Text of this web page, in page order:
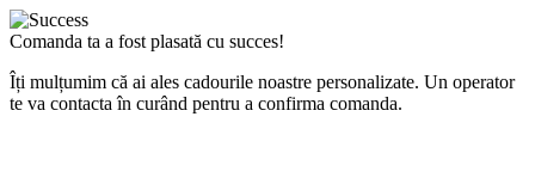
Comanda ta a fost plasată cu succes!
Îți mulțumim că ai ales cadourile noastre personalizate. Un operator
te va contacta în curând pentru a confirma comanda.